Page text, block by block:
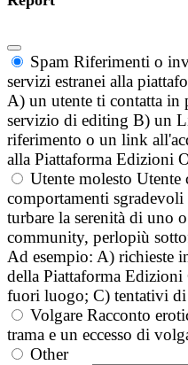
Spam Riferimenti o
servizi estranei alla
A) un utente ti contatta in
servizio di editing B) un
riferimento o un link
alla Piattaforma Edizioni
Utente molesto Utente
comportamenti
turbare la serenità di uno
community, perlopiù
Ad esempio: A) richieste
della Piattaforma Edizioni
fuori luogo; C) tentativi di
Volgare Racconto
trama e un eccesso di
Other